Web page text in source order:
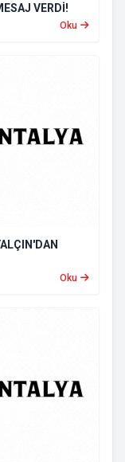
VERDİ!
Oku
Oku